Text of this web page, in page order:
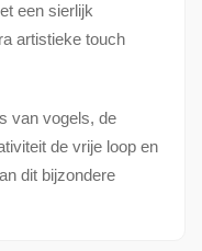
een sierlijk
artistieke touch
van vogels, de
de vrije loop en
dit bijzondere